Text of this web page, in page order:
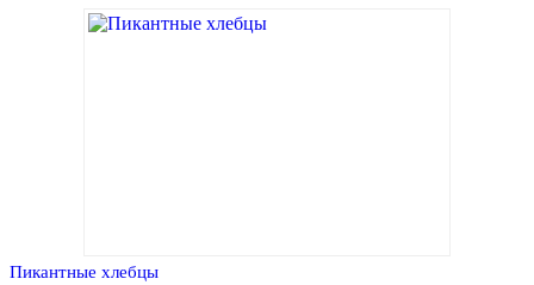
Пикантные хлебцы